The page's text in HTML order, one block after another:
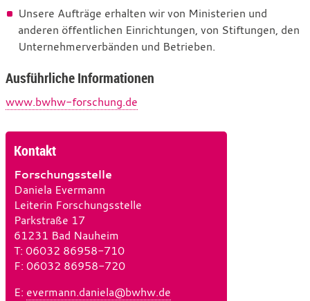
Unsere Aufträge erhalten wir von Ministerien und
anderen öffentlichen Einrichtungen, von Stiftungen, den
Unternehmerverbänden und Betrieben.
Ausführliche Informationen
www.bwhw-forschung.de
Kontakt
Forschungsstelle
Daniela Evermann
Leiterin Forschungsstelle
Parkstraße 17
61231 Bad Nauheim
Te
l
f
: 06032 86958-710
Fa: 06032 86958-720
E-: evermann.daniela@bwhw.de